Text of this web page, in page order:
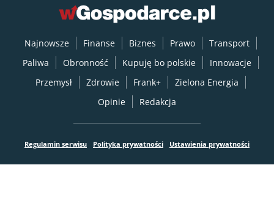
Najnowsze Finanse Biznes Prawo
Transport
Paliwa
Obronność Kupuję bo polskie
Innowacje
Przemysł
Zdrowie Frank+
Zielona Energia
Opinie
Redakcja
Regulamin serwisu Polityka prywatności Ustawienia prywatności